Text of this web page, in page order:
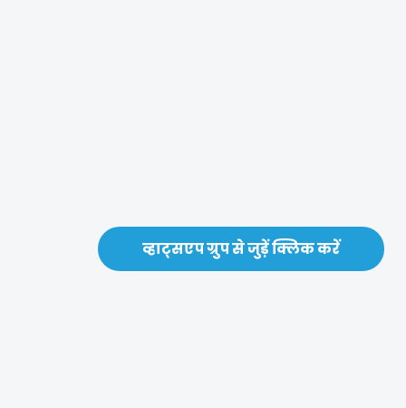
व्हाट्सएप ग्रुप से जुड़ें क्लिक करें